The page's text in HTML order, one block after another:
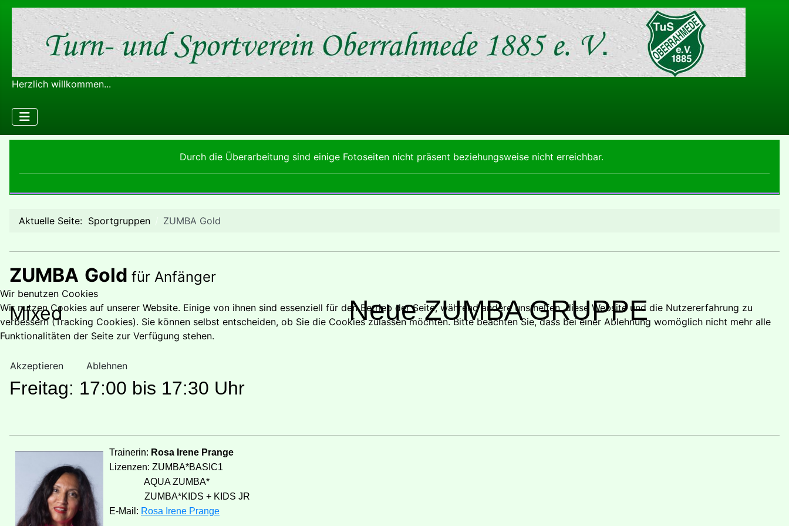
Herzlich willkommen...
Durch die Überarbeitung sind einige Fotoseiten nicht präsent beziehungsweise nicht erreichbar.
Aktuelle Seite: Sportgruppen ZUMBA Gold
ZUMBA Gold für Anfänger
Mixed Neue ZUMBA GRUPPE
Freitag: 17:00 bis 17:30 Uhr
Trainerin: Rosa Irene Prange
Lizenzen: ZUMBA*BASIC1
AQUA ZUMBA*
ZUMBA*KIDS + KIDS JR
E-Mail: Rosa Irene Prange
Wir benutzen Cookies
Wir nutzen Cookies auf unserer Website. Einige von ihnen sind essenziell für den Betrieb der Seite, während andere uns helfen, diese Website und die Nutzererfahrung zu
verbessern (Tracking Cookies). Sie können selbst entscheiden, ob Sie die Cookies zulassen möchten. Bitte beachten Sie, dass bei einer Ablehnung womöglich nicht mehr alle
Funktionalitäten der Seite zur Verfügung stehen.
Akzeptieren Ablehnen